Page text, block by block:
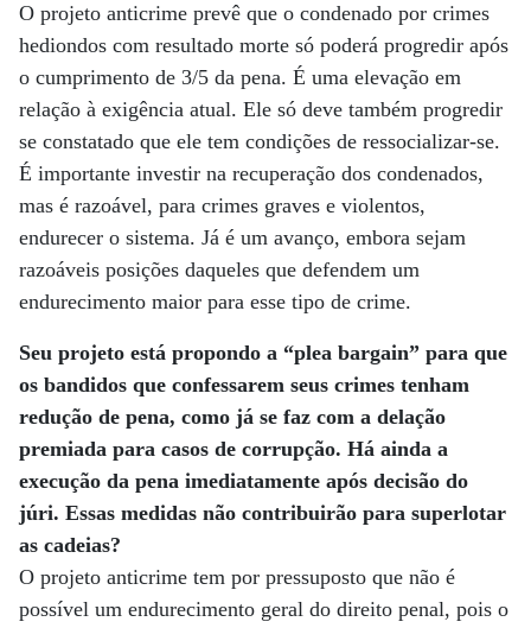
O projeto anticrime prevê que o condenado por crimes
hediondos com resultado morte só poderá progredir após
o cumprimento de 3/5 da pena. É uma elevação em
relação à exigência atual. Ele só deve também progredir
se constatado que ele tem condições de ressocializar-se.
É importante investir na recuperação dos condenados,
mas é razoável, para crimes graves e violentos,
endurecer o sistema. Já é um avanço, embora sejam
razoáveis posições daqueles que defendem um
endurecimento maior para esse tipo de crime.
Seu projeto está propondo a “plea bargain” para que
os bandidos que confessarem seus crimes tenham
redução de pena, como já se faz com a delação
premiada para casos de corrupção. Há ainda a
execução da pena imediatamente após decisão do
júri. Essas medidas não contribuirão para superlotar
as cadeias?
O projeto anticrime tem por pressuposto que não é
possível um endurecimento geral do direito penal, pois o